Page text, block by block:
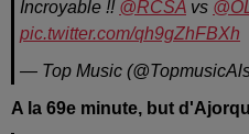
Incroyable !! @RCSA vs
pic.twitter.com/qh9gZhFBXh
— Top Music
A la 69e minute, but